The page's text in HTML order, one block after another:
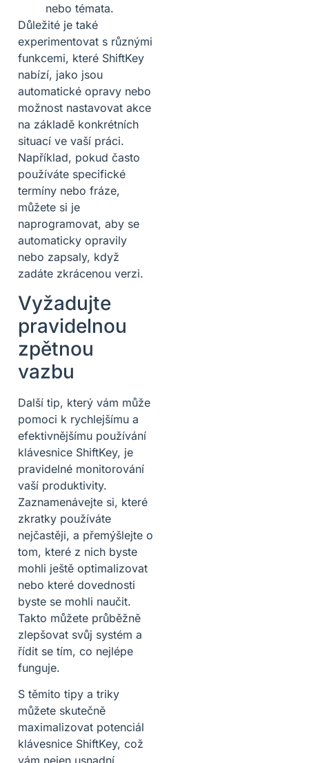
nebo témata.
Důležité je také
experimentovat s různými
funkcemi, které ShiftKey
nabízí, jako jsou
automatické opravy nebo
možnost nastavovat akce
na základě konkrétních
situací ve vaší práci.
Například, pokud často
používáte specifické
termíny nebo fráze,
můžete si je
naprogramovat, aby se
automaticky opravily
nebo zapsaly, když
zadáte zkrácenou verzi.
Vyžadujte
pravidelnou
zpětnou
vazbu
Další tip, který vám může
pomoci k rychlejšímu a
efektivnějšímu používání
klávesnice ShiftKey, je
pravidelné monitorování
vaší produktivity.
Zaznamenávejte si, které
zkratky používáte
nejčastěji, a přemýšlejte o
tom, které z nich byste
mohli ještě optimalizovat
nebo které dovednosti
byste se mohli naučit.
Takto můžete průběžně
zlepšovat svůj systém a
řídit se tím, co nejlépe
funguje.
S těmito tipy a triky
můžete skutečně
maximalizovat potenciál
klávesnice ShiftKey, což